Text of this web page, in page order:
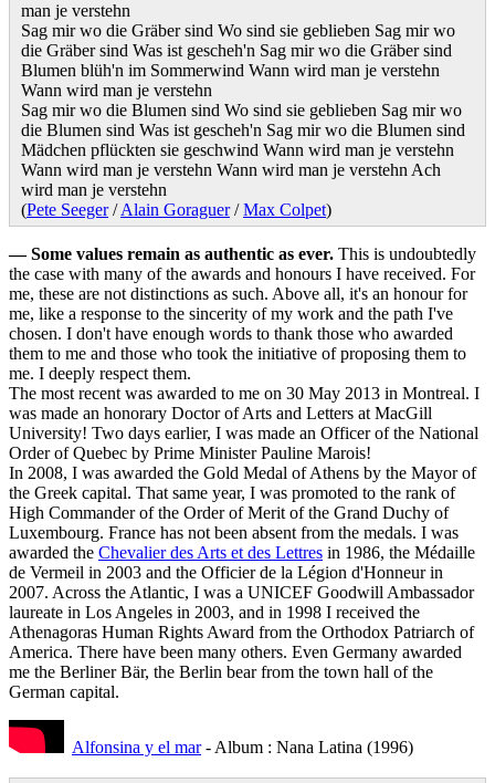
man je verstehn
Sag mir wo die Gräber sind Wo sind sie geblieben Sag mir wo
die Gräber sind Was ist gescheh'n Sag mir wo die Gräber sind
Blumen blüh'n im Sommerwind Wann wird man je verstehn
Wann wird man je verstehn
Sag mir wo die Blumen sind Wo sind sie geblieben Sag mir wo
die Blumen sind Was ist gescheh'n Sag mir wo die Blumen sind
Mädchen pflückten sie geschwind Wann wird man je verstehn
Wann wird man je verstehn Wann wird man je verstehn Ach
wird man je verstehn
(Pete Seeger/Alain Goraguer/Max Colpet)
—Some values remain as authentic as ever. This is undoubtedly
the case with many of the awards and honours I have received. For
me, these are not distinctions as such. Above all, it's an honour for
me, like a response to the sincerity of my work and the path I've
chosen. I don't have enough words to thank those who awarded
them to me and those who took the initiative of proposing them to
me. I deeply respect them.
The most recent was awarded to me on 30 May 2013 in Montreal. I
was made an honorary Doctor of Arts and Letters at MacGill
University! Two days earlier, I was made an Officer of the National
Order of Quebec by Prime Minister Pauline Marois!
In 2008, I was awarded the Gold Medal of Athens by the Mayor of
the Greek capital. That same year, I was promoted to the rank of
High Commander of the Order of Merit of the Grand Duchy of
Luxembourg. France has not been absent from the medals. I was
awarded the Chevalier des Arts et des Lettres in 1986, the Médaille
de Vermeil in 2003 and the Officier de la Légion d'Honneur in
2007. Across the Atlantic, I was a UNICEF Goodwill Ambassador
laureate in Los Angeles in 2003, and in 1998 I received the
Athenagoras Human Rights Award from the Orthodox Patriarch of
America. There have been many others. Even Germany awarded
me the Berliner Bär, the Berlin bear from the town hall of the
German capital.
Alfonsina y el mar- Album : Nana Latina (1996)